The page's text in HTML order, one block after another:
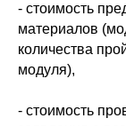
- стоимость
материалов
количества
модуля),
- стоимость